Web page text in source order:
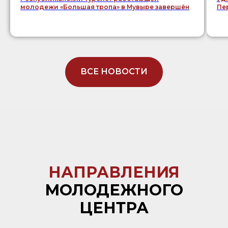
молодежи «Большая тропа» в Мувыре завершён
ВСЕ НОВОСТИ
НАПРАВЛЕНИЯ
МОЛОДЕЖНОГО
ЦЕНТРА